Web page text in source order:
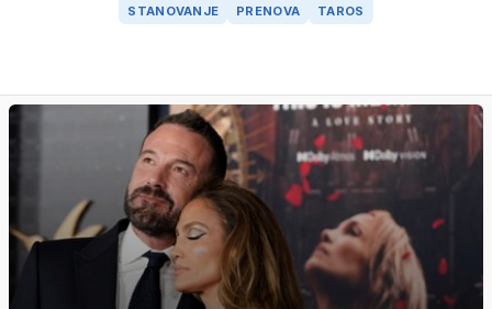
STANOVANJE PRENOVA TAROS